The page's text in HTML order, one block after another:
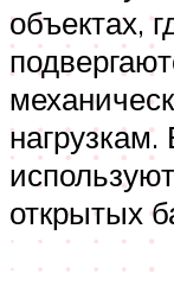
объектах,
открытых